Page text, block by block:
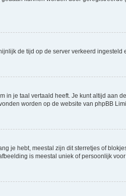
de tijd op de server verkeerd
je taal vertaald heeft. Je kunt altijd aan
worden op de website van phpBB
je hebt, meestal zijn dit sterretjes of
is meestal uniek of persoonlijk